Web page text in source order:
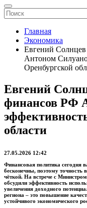
Главная
Экономика
Евгений
Антоном
Оренбургской
Евгений
финансов РФ
области
27.05.2026 12:42
Финансовая политика сегодня
бесконечны, поэтому точность
чёткой. На встрече с
обсудили эффективность
увеличения доходного
региона – это повышение
устойчивого экономического